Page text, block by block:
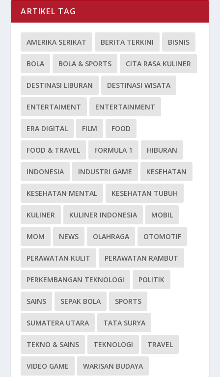
ARTIKEL TAG
AMERIKA SERIKAT BERITA TERKINI BISNIS
BOLA BOLA & SPORTS CITA RASA KULINER
DESTINASI LIBURAN DESTINASI WISATA
ENTERTAIMENT ENTERTAINMENT
ERA DIGITAL FILM FOOD
FOOD & TRAVEL FORMULA 1 HIBURAN
INDONESIA INDUSTRI GAME KESEHATAN
KESEHATAN MENTAL KESEHATAN TUBUH
KULINER KULINER INDONESIA MOBIL
MOM NEWS OLAHRAGA OTOMOTIF
PERAWATAN KULIT PERAWATAN RAMBUT
PERKEMBANGAN TEKNOLOGI POLITIK
SAINS SEPAK BOLA SPORTS
SUMATERA UTARA TATA SURYA
TEKNO & SAINS TEKNOLOGI TRAVEL
VIDEO GAME WARISAN BUDAYA